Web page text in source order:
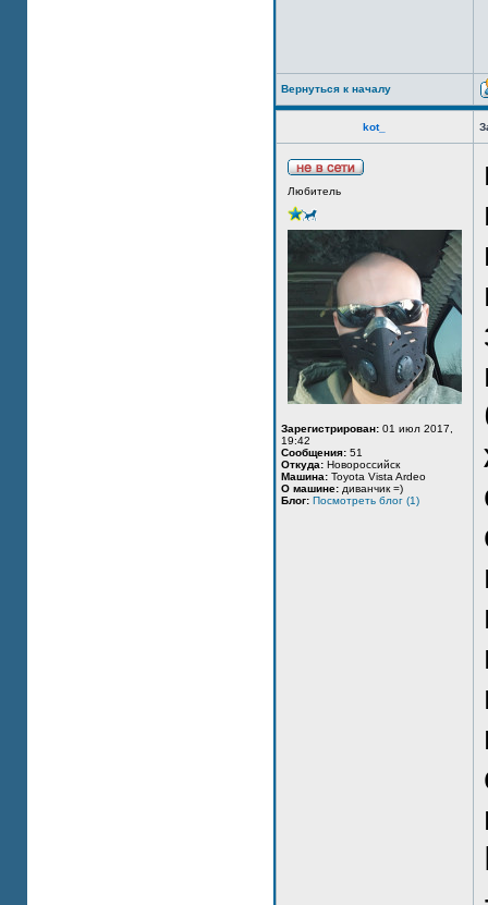
Вернуться к началу
kot_
Любитель
Зарегистрирован: 01 июл 2017,
19:42
Сообщения: 51
Откуда: Новороссийск
Машина: Toyota Vista Ardeo
О машине: диванчик =)
Блог: Посмотреть блог (1)